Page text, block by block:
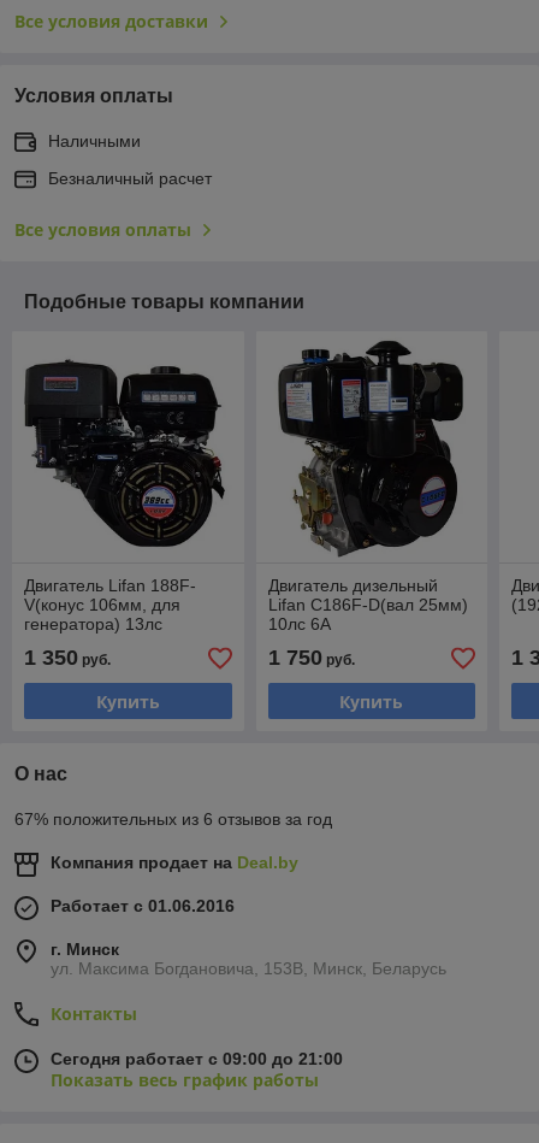
Все условия доставки
Условия оплаты
Наличными
Безналичный расчет
Все условия оплаты
Подобные товары компании
Двигатель Lifan 188F-
V(конус 106мм, для
генератора) 13лс
1 350 руб.
Купить
Двигатель дизельный
Lifan C186F-D(вал 25мм)
10лс 6А
1 750руб.
Купить
1
О нас
67% положительных из 6 отзывов за год
Компания продает на Deal.by
Работает с 01.06.2016
г. Минск
ул. Максима Богдановича, 153В, Минск, Беларусь
Контакты
Сегодня работает с 09:00 до 21:00
Показать весь график работы